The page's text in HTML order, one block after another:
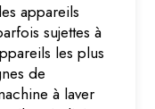
appareils
sujettes à
les plus
de
à laver